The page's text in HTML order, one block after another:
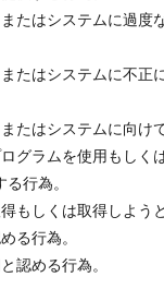
たはシステムに過度
たはシステムに不正
たはシステムに向け
グラムを使用もしく
行為。
もしくは取得しよう
る行為。
認める行為。